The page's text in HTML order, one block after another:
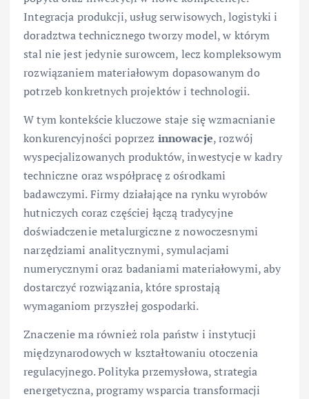
Integracja produkcji, usług serwisowych, logistyki i
doradztwa technicznego tworzy model, w którym
stal nie jest jedynie surowcem, lecz kompleksowym
rozwiązaniem materiałowym dopasowanym do
potrzeb konkretnych projektów i technologii.
W tym kontekście kluczowe staje się wzmacnianie
konkurencyjności poprzez innowacje, rozwój
wyspecjalizowanych produktów, inwestycje w kadry
techniczne oraz współpracę z ośrodkami
badawczymi. Firmy działające na rynku wyrobów
hutniczych coraz częściej łączą tradycyjne
doświadczenie metalurgiczne z nowoczesnymi
narzędziami analitycznymi, symulacjami
numerycznymi oraz badaniami materiałowymi, aby
dostarczyć rozwiązania, które sprostają
wymaganiom przyszłej gospodarki.
Znaczenie ma również rola państw i instytucji
międzynarodowych w kształtowaniu otoczenia
regulacyjnego. Polityka przemysłowa, strategia
energetyczna, programy wsparcia transformacji